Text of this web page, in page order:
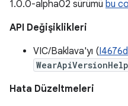
1.0.0-alpha02 sürümü bu
API Değişiklikleri
VIC/Baklava'yı (I4676d
Hata Düzeltmeleri